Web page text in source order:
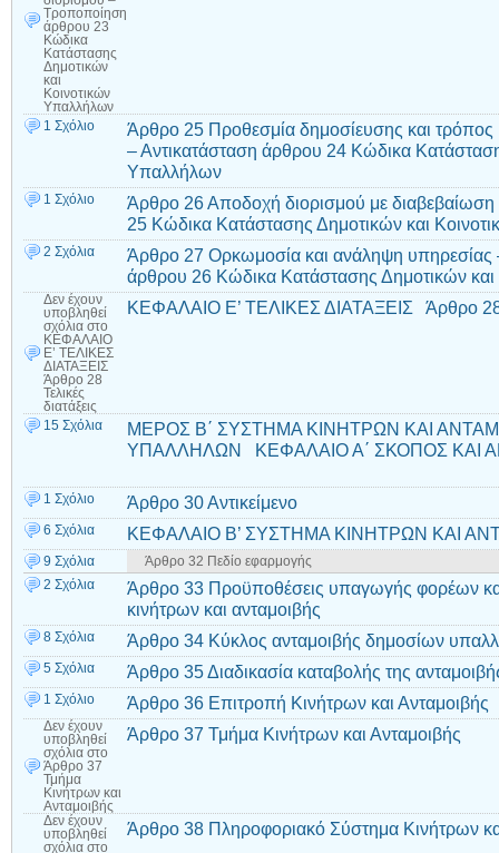
Τροποποίηση
άρθρου 23
Κώδικα
Κατάστασης
Δημοτικών
και
Κοινοτικών
Υπαλλήλων
1 Σχόλιο
Άρθρο 25 Προθεσμία δημοσίευσης και τρόπος
– Αντικατάσταση άρθρου 24 Κώδικα
Υπαλλήλων
1 Σχόλιο
Άρθρο 26 Αποδοχή διορισμού με
25 Κώδικα Κατάστασης Δημοτικών και
2 Σχόλια
Άρθρο 27 Ορκωμοσία και ανάληψη
άρθρου 26 Κώδικα Κατάστασης Δημοτικών
Δεν έχουν
υποβληθεί
σχόλια στο
ΚΕΦΑΛΑΙΟ
Ε’ ΤΕΛΙΚΕΣ
ΔΙΑΤΑΞΕΙΣ
Άρθρο 28
Τελικές
διατάξεις
ΚΕΦΑΛΑΙΟ Ε’ ΤΕΛΙΚΕΣ ΔΙΑΤΑΞΕΙΣ Άρθρο 28
15 Σχόλια
ΜΕΡΟΣ Β΄ ΣΥΣΤΗΜΑ ΚΙΝΗΤΡΩΝ ΚΑΙ
ΥΠΑΛΛΗΛΩΝ ΚΕΦΑΛΑΙΟ Α΄ ΣΚΟΠΟΣ ΚΑΙ
1 Σχόλιο Άρθρο 30 Αντικείμενο
6 Σχόλια ΚΕΦΑΛΑΙΟ Β’ ΣΥΣΤΗΜΑ ΚΙΝΗΤΡΩΝ ΚΑΙ
9 Σχόλια
Άρθρο 32 Πεδίο εφαρμογής
2 Σχόλια
Άρθρο 33 Προϋποθέσεις υπαγωγής φορέων
κινήτρων και ανταμοιβής
8 Σχόλια Άρθρο 34 Κύκλος ανταμοιβής δημοσίων
5 Σχόλια Άρθρο 35 Διαδικασία καταβολής της
1 Σχόλιο Άρθρο 36 Επιτροπή Κινήτρων και Ανταμοιβής
Δεν έχουν
υποβληθεί
σχόλια στο
Άρθρο 37
Τμήμα
Κινήτρων και
Ανταμοιβής
Άρθρο 37 Τμήμα Κινήτρων και Ανταμοιβής
Δεν έχουν
υποβληθεί
σχόλια στο
Άρθρο 38 Πληροφοριακό Σύστημα Κινήτρων